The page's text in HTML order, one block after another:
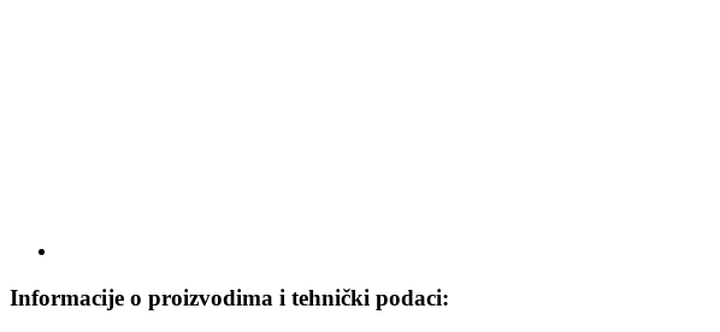
Informacije o proizvodima i tehnički podaci: